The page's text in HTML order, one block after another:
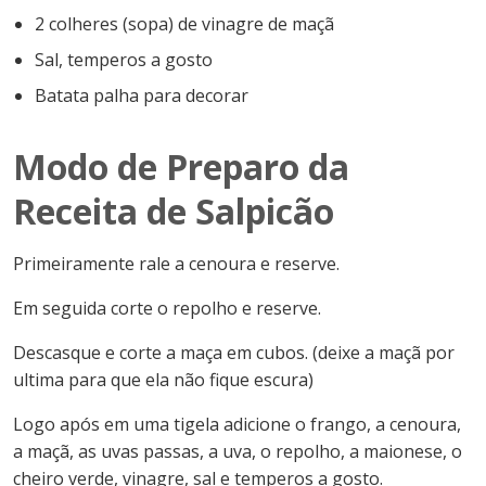
2 colheres (sopa) de vinagre de maçã
Sal, temperos a gosto
Batata palha para decorar
Modo de Preparo da
Receita de Salpicão
Primeiramente rale a cenoura e reserve.
Em seguida corte o repolho e reserve.
Descasque e corte a maça em cubos. (deixe a maçã por
ultima para que ela não fique escura)
Logo após em uma tigela adicione o frango, a cenoura,
a maçã, as uvas passas, a uva, o repolho, a maionese, o
cheiro verde, vinagre, sal e temperos a gosto.